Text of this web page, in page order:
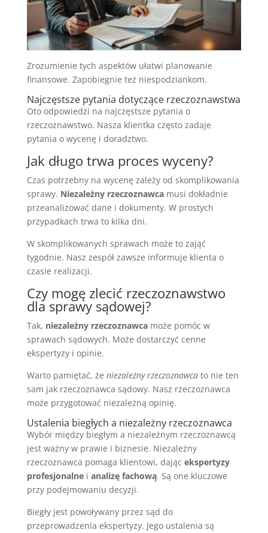
Zrozumienie tych aspektów ułatwi planowanie
finansowe. Zapobiegnie też niespodziankom.
Najczęstsze pytania dotyczące rzeczoznawstwa
Oto odpowiedzi na najczęstsze pytania o
rzeczoznawstwo. Nasza klientka często zadaje
pytania o wycenę i doradztwo.
Jak długo trwa proces wyceny?
Czas potrzebny na wycenę zależy od skomplikowania
sprawy. Niezależny rzeczoznawcamusi dokładnie
przeanalizować dane i dokumenty. W prostych
przypadkach trwa to kilka dni.
W skomplikowanych sprawach może to zająć
tygodnie. Nasz zespół zawsze informuje klienta o
czasie realizacji.
Czy mogę zlecić rzeczoznawstwo
dla sprawy sądowej?
Tak, niezależny rzeczoznawcamoże pomóc w
sprawach sądowych. Może dostarczyć cenne
ekspertyzy i opinie.
Warto pamiętać, że niezależny rzeczoznawcato nie ten
sam jak rzeczoznawca sądowy. Nasz rzeczoznawca
może przygotować niezależną opinię.
Ustalenia biegłych a niezależny rzeczoznawca
Wybór między biegłym a niezależnym rzeczoznawcą
jest ważny w prawie i biznesie. Niezależny
rzeczoznawca pomaga klientowi, dając ekspertyzy
profesjonalnei analizę fachową. Są one kluczowe
przy podejmowaniu decyzji.
Biegły jest powoływany przez sąd do
przeprowadzenia ekspertyzy. Jego ustalenia są